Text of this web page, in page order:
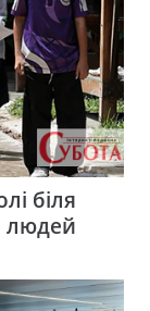
біля
людей